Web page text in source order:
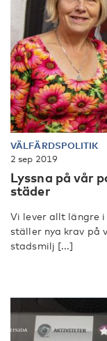
VÄLFÄRDSPOLITIK
2 sep 2019
Lyssna på vår
städer
Vi lever allt längre i
ställer nya krav på
stadsmilj [...]